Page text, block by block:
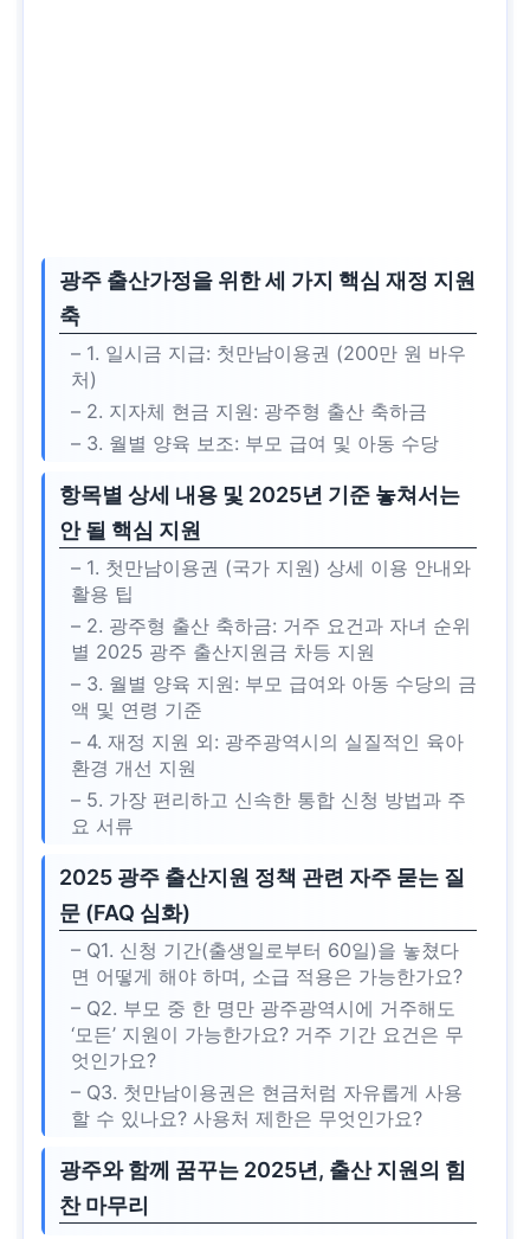
광주 출산가정을 위한 세 가지 핵심 재정 지원
축
– 1. 일시금 지급: 첫만남이용권 (200만 원 바우
처)
– 2. 지자체 현금 지원: 광주형 출산 축하금
– 3. 월별 양육 보조: 부모 급여 및 아동 수당
항목별 상세 내용 및 2025년 기준 놓쳐서는
안 될 핵심 지원
– 1. 첫만남이용권 (국가 지원) 상세 이용 안내와
활용 팁
– 2. 광주형 출산 축하금: 거주 요건과 자녀 순위
별 2025 광주 출산지원금 차등 지원
– 3. 월별 양육 지원: 부모 급여와 아동 수당의 금
액 및 연령 기준
– 4. 재정 지원 외: 광주광역시의 실질적인 육아
환경 개선 지원
– 5. 가장 편리하고 신속한 통합 신청 방법과 주
요 서류
2025 광주 출산지원 정책 관련 자주 묻는 질
문 (FAQ 심화)
– Q1. 신청 기간(출생일로부터 60일)을 놓쳤다
면 어떻게 해야 하며, 소급 적용은 가능한가요?
– Q2. 부모 중 한 명만 광주광역시에 거주해도
‘모든’ 지원이 가능한가요? 거주 기간 요건은 무
엇인가요?
– Q3. 첫만남이용권은 현금처럼 자유롭게 사용
할 수 있나요? 사용처 제한은 무엇인가요?
광주와 함께 꿈꾸는 2025년, 출산 지원의 힘
찬 마무리